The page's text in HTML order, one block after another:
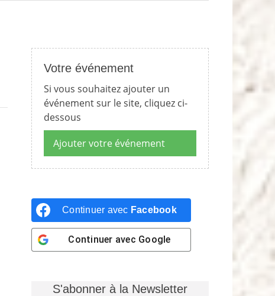
Votre événement
Si vous souhaitez ajouter un
événement sur le site, cliquez ci-
dessous
Ajouter votre événement
Continuer avec Facebook
Continuer avec Google
S'abonner à la Newsletter